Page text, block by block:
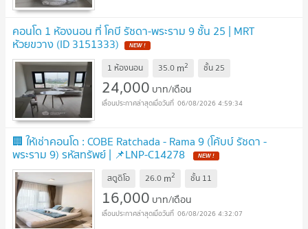
คอนโด 1 ห้องนอน ที่ โคบี รัชดา-พระราม 9 ชั้น 25 | MRT
ห้วยขวาง (ID 3151333)
1 ห้องนอน 35.0 m2 ชั้น25
24,000 บาท/เดือน
06/08/2026 4:59:34
🏢 ให้เช่าคอนโด : COBE Ratchada - Rama 9 (โค้บบ์ รัชดา -
พระราม 9) รหัสทรัพย์ | 📌LNP-C14278
สตูดิโอ 26.0 m2 ชั้น 11
16,000 บาท/เดือน
06/08/2026 4:32:07